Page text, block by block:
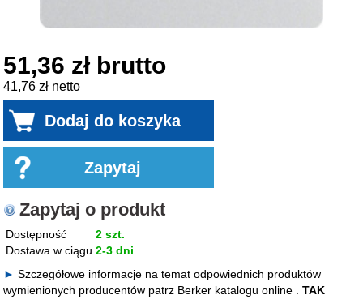
51,36 zł brutto
41,76 zł netto
Zapytaj o produkt
Dostępność
2 szt.
Dostawa w ciągu 2-3 dni
Szczegółowe informacje na temat odpowiednich produktów
wymienionych producentów patrz Berker katalogu online .TAK